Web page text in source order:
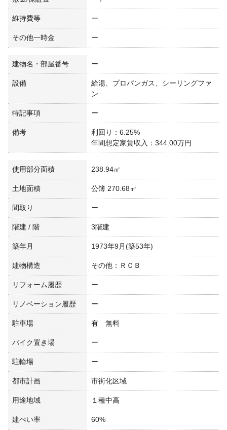
維持費等 ー
その他一時金 ー
建物名・部屋番号 ー
設備
給湯、プロパンガス、シーリングファ
ン
特記事項 ー
備考
利回り：6.25%
年間想定家賃収入：344.00万円
使用部分面積 238.94㎡
土地面積 公簿 270.68㎡
間取り ー
階建 / 階 3階建
築年月 1973年9月(築53年)
建物構造 その他：ＲＣＢ
リフォーム履歴 ー
リノベーション履歴 ー
駐車場 有 無料
バイク置き場 ー
駐輪場 ー
都市計画 市街化区域
用途地域 １種中高
建ぺい率 60%